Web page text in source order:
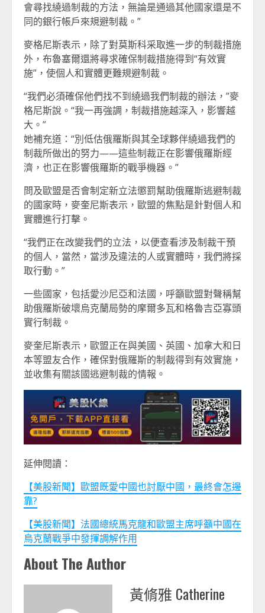
會尋找繞過制裁的方法，無論是通過其他國家還是不
同的銀行帳戶來規避制裁。”
麥格尼斯表示，除了對莫斯科采取進一步的制裁措施
外，布魯塞爾還將尋求確保制裁措施得到“有效實
施”，使個人和實體更難規避制裁。
“我們必須確保他們找不到繞過我們制裁的辦法，”麥
格尼斯說。“我一再強調，制裁措施越深入，影響越
大。”
她補充道：“別低估俄羅斯與其全球夥伴繞過我們的
制裁所做出的努力——這些制裁正在影響俄羅斯經
濟，也正在影響俄羅斯的戰爭機器。”
問及歐盟是否會制定新立法懲罰幫助俄羅斯逃避制裁
的國家時，麥奎尼斯表示，歐盟的焦點是針對個人和
實體進行打擊。
“我們正在改變我們的立法，以便查看涉及制裁干預
的個人，當然，當涉及違法的人或實體時，我們將採
取行動。”
一些國家，包括愛沙尼亞和法國，呼籲歐盟對聲稱幫
助俄羅斯破壞烏克蘭局勢的摩爾多瓦和格魯吉亞寡頭
實行制裁。
麥奎尼斯表示，歐盟正在與美國、英國、加拿大和日
本等盟友合作，確保對俄羅斯的制裁得到有效實施，
並收集有關該國逃避制裁的情報。
延伸閱讀：
【美股新聞】歐盟既愛中國也討厭中國，最終會怎邊
靠?
【美股新聞】法國總統馬克龍和歐盟主席呼籲中國在
烏克蘭戰爭中發揮調解作用
About The Author
黃脩雅 Catherine